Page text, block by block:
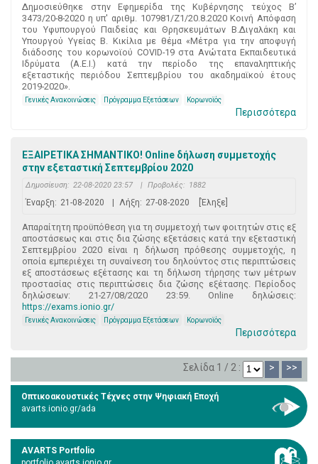
Δημοσιεύθηκε στην Εφημερίδα της Κυβέρνησης τεύχος Β’
3473/20-8-2020 η υπ' αριθμ. 107981/Ζ1/20.8.2020 Κοινή Απόφαση
του Υφυπουργού Παιδείας και Θρησκευμάτων Β.Διγαλάκη και
Υπουργού Υγείας Β. Κικίλια με θέμα «Μέτρα για την αποφυγή
διάδοσης του κορωνοϊού COVID-19 στα Ανώτατα Εκπαιδευτικά
Ιδρύματα (Α.Ε.Ι.) κατά την περίοδο της επαναληπτικής
εξεταστικής περιόδου Σεπτεμβρίου του ακαδημαϊκού έτους
2019-2020».
Γενικές Ανακοινώσεις Πρόγραμμα Εξετάσεων Κορωνοϊός
Περισσότερα
ΕΞΑΙΡΕΤΙΚΑ ΣΗΜΑΝΤΙΚΟ! Online δήλωση συμμετοχής
στην εξεταστική Σεπτεμβρίου 2020
Δημοσίευση: 22-08-2020 23:57 | Προβολές: 1882
Έναρξη: 21-08-2020 | Λήξη: 27-08-2020 [Έληξε]
Απαραίτητη προϋπόθεση για τη συμμετοχή των φοιτητών στις εξ
αποστάσεως και στις δια ζώσης εξετάσεις κατά την εξεταστική
Σεπτεμβρίου 2020 είναι η δήλωση πρόθεσης συμμετοχής, η
οποία εμπεριέχει τη συναίνεση του δηλούντος στις περιπτώσεις
εξ αποστάσεως εξέτασης και τη δήλωση τήρησης των μέτρων
προστασίας στις περιπτώσεις δια ζώσης εξέτασης. Περίοδος
δηλώσεων: 21-27/08/2020 23:59. Online δηλώσεις:
https://exams.ionio.gr/
Γενικές Ανακοινώσεις Πρόγραμμα Εξετάσεων Κορωνοϊός
Περισσότερα
Σελίδα 1 / 2 : > >>
Οπτικοακουστικές Τέχνες στην Ψηφιακή Εποχή
avarts.ionio.gr/ada
AVARTS Portfolio